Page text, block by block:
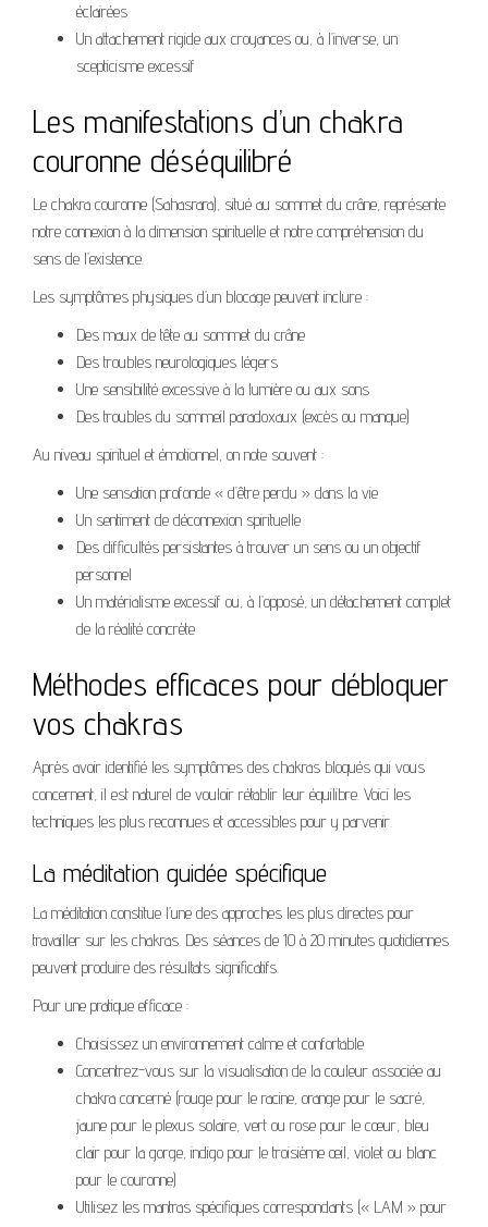
éclairées
Un attachement rigide aux croyances ou, à l’inverse, un
scepticisme excessif
Les manifestations d’un chakra
couronne déséquilibré
Le chakra couronne (Sahasrara), situé au sommet du crâne, représente
notre connexion à la dimension spirituelle et notre compréhension du
sens de l’existence.
Les symptômes physiques d’un blocage peuvent inclure :
Des maux de tête au sommet du crâne
Des troubles neurologiques légers
Une sensibilité excessive à la lumière ou aux sons
Des troubles du sommeil paradoxaux (excès ou manque)
Au niveau spirituel et émotionnel, on note souvent :
Une sensation profonde « d’être perdu » dans la vie
Un sentiment de déconnexion spirituelle
Des difficultés persistantes à trouver un sens ou un objectif
personnel
Un matérialisme excessif ou, à l’opposé, un détachement complet
de la réalité concrète
Méthodes efficaces pour débloquer
vos chakras
Après avoir identifié les symptômes des chakras bloqués qui vous
concernent, il est naturel de vouloir rétablir leur équilibre. Voici les
techniques les plus reconnues et accessibles pour y parvenir.
La méditation guidée spécifique
La méditation constitue l’une des approches les plus directes pour
travailler sur les chakras. Des séances de 10 à 20 minutes quotidiennes
peuvent produire des résultats significatifs.
Pour une pratique efficace :
Choisissez un environnement calme et confortable
Concentrez-vous sur la visualisation de la couleur associée au
chakra concerné (rouge pour le racine, orange pour le sacré,
jaune pour le plexus solaire, vert ou rose pour le cœur, bleu
clair pour la gorge, indigo pour le troisième œil, violet ou blanc
pour le couronne)
Utilisez les mantras spécifiques correspondants (« LAM » pour